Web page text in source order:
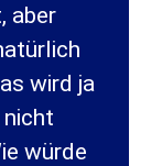
aber
wird ja
nicht
würde